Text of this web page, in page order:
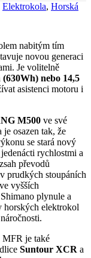
Elektrokola, Horská
nabitým tím
novou generaci
Je volitelně
nebo 14,5
asistenci motoru i
M500 ve své
osazen tak, že
se stará nový
jedenácti rychlostmi a
převodů
prudkých stoupáních
vyšších
plynule a
horských elektrokol
je také
Suntour XCR a